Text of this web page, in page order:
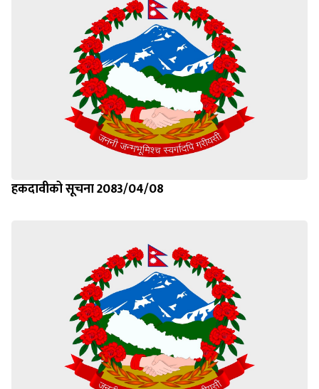
हकदावीको सूचना 2083/04/08